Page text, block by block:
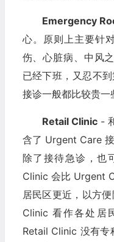
Emergency
心。原则上主要针
伤、心脏病、中风
已经下班，又忍不
接诊一般都比较贵一
Retail Clinic-
含了 Urgent Care
除了接待急诊，也
Clinic 会比 Urgent
居民区更近，以方
Clinic 看作各处居
Retail Clinic 没有专